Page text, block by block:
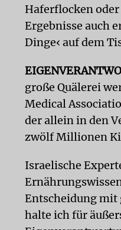
Haferflocken
Ergebnisse auch
Dinge‹ auf dem
große Quälerei
Medical
der allein in den
zwölf Millionen
Israelische
Entscheidung mit
halte ich für